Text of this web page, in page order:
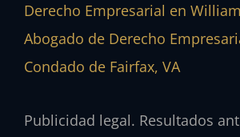
Derecho Empresarial en
Abogado de Derecho
Condado de Fairfax, VA
Publicidad legal. Resultados